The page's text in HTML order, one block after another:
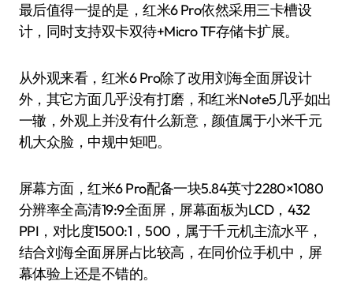
最后值得一提的是，红米6 Pro依然采用三卡槽设
计，同时支持双卡双待+Micro TF存储卡扩展。
从外观来看，红米6 Pro除了改用刘海全面屏设计
外，其它方面几乎没有打磨，和红米Note5几乎如出
一辙，外观上并没有什么新意，颜值属于小米千元
机大众脸，中规中矩吧。
屏幕方面，红米6 Pro配备一块5.84英寸2280×1080
分辨率全高清19:9全面屏，屏幕面板为LCD，432
PPI，对比度1500:1，500，属于千元机主流水平，
结合刘海全面屏屏占比较高，在同价位手机中，屏
幕体验上还是不错的。